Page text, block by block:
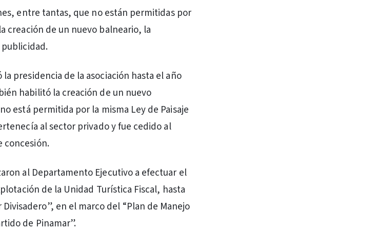
entre tantas, que no están permitidas por
creación de un nuevo balneario, la
presidencia de la asociación hasta el año
habilitó la creación de un nuevo
está permitida por la misma Ley de Paisaje
al sector privado y fue cedido al
concesión.
al Departamento Ejecutivo a efectuar el
de la Unidad Turística Fiscal, hasta
en el marco del “Plan de Manejo
de Pinamar”.